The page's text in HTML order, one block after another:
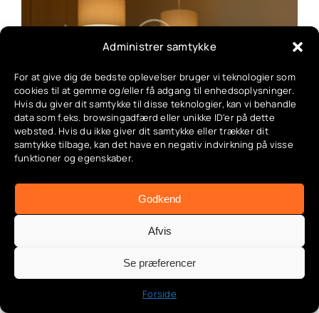
Administrer samtykke
For at give dig de bedste oplevelser bruger vi teknologier som
cookies til at gemme og/eller få adgang til enhedsoplysninger.
Hvis du giver dit samtykke til disse teknologier, kan vi behandle
data som f.eks. browsingadfærd eller unikke ID'er på dette
websted. Hvis du ikke giver dit samtykke eller trækker dit
samtykke tilbage, kan det have en negativ indvirkning på visse
funktioner og egenskaber.
Godkend
Afvis
Se præferencer
Forside
Smart Home Automatisering:
Rutiner Og Tidsplaner I Dit
Smarte Hjem
Categories:App & automatisering
Bevægelsessensorer i haven
Energimåling,Geo-fence guide,Indendørs belysning,
Opsætning & installation
Produktguides & anbefalinger,Smart belysning
Udendørs belysning